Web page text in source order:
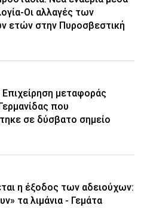
Οι αλλαγές των
ετών στην Πυροσβεστική
Επιχείρηση μεταφοράς
που
σε δύσβατο σημείο
η έξοδος των αδειούχων:
τα λιμάνια - Γεμάτα